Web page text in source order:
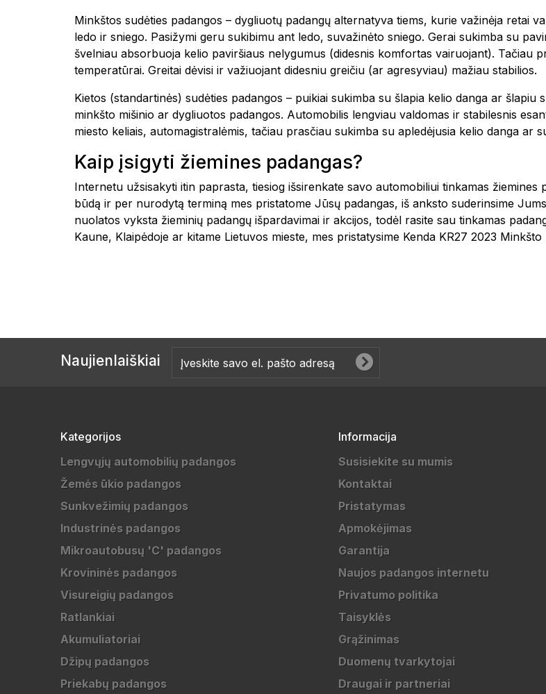
Minkštos sudėties padangos – dygliuotų padangų alternatyva tiems, kurie važinėja retai
ledo ir sniego. Pasižymi geru sukibimu ant ledo, suvažinėto sniego. Gerai sukimba su
švelniau absorbuoja kelio paviršiaus nelygumus (didesnis komfortas vairuojant). Tačiau
temperatūrai. Greitai dėvisi ir važiuojant didesniu greičiu (ar agresyviau) mažiau stabilios.
Kietos (standartinės) sudėties padangos – puikiai sukimba su šlapia kelio danga ar šlapiu
minkšto mišinio ar dygliuotos padangos. Automobilis lengviau valdomas ir stabilesnis
miesto keliais, automagistralėmis, tačiau prasčiau sukimba su apledėjusia kelio danga ar
Kaip įsigyti žiemines padangas?
Internetu užsisakyti itin paprasta, tiesiog išsirenkate savo automobiliui tinkamas
būdą ir per nurodytą terminą mes pristatome Jūsų padangas, iš anksto suderinsime
nuolatos vyksta žieminių padangų išpardavimai ir akcijos, todėl rasite sau tinkamas
Kaune, Klaipėdoje ar kitame Lietuvos mieste, mes pristatysime Kenda KR27 2023
Naujienlaiškiai
Kategorijos
Lengvųjų automobilių padangos
Žemės ūkio padangos
Sunkvežimių padangos
Industrinės padangos
Mikroautobusų 'C' padangos
Krovininės padangos
Visureigių padangos
Ratlankiai
Akumuliatoriai
Džipų padangos
Priekabų padangos
Informacija
Susisiekite su mumis
Kontaktai
Pristatymas
Apmokėjimas
Garantija
Naujos padangos internetu
Privatumo politika
Taisyklės
Grąžinimas
Duomenų tvarkytojai
Draugai ir partneriai